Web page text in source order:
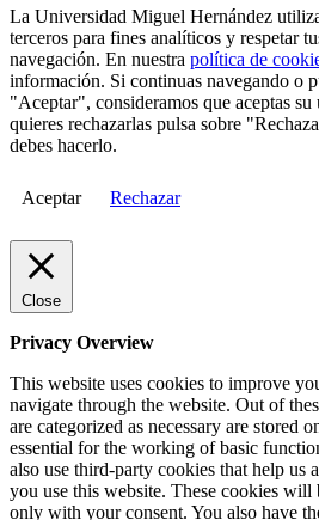
La Universidad Miguel Hernández
terceros para fines analíticos y respetar
navegación. En nuestra política de
información. Si continuas navegando o
"Aceptar", consideramos que aceptas
quieres rechazarlas pulsa sobre
debes hacerlo.
Aceptar Rechazar
Close
Privacy Overview
This website uses cookies to improve
navigate through the website. Out of
are categorized as necessary are stored
essential for the working of basic
also use third-party cookies that help us
you use this website. These cookies
only with your consent. You also have